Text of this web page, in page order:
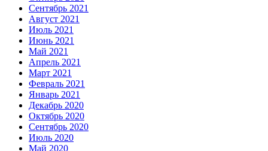
Сентябрь 2021
Август 2021
Июль 2021
Июнь 2021
Май 2021
Апрель 2021
Март 2021
Февраль 2021
Январь 2021
Декабрь 2020
Октябрь 2020
Сентябрь 2020
Июль 2020
Май 2020